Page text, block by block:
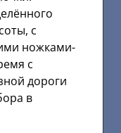
с
ножками-
с
дороги
в